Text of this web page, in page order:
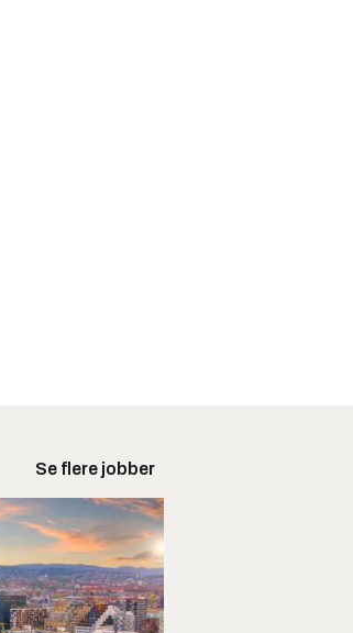
Se flere jobber